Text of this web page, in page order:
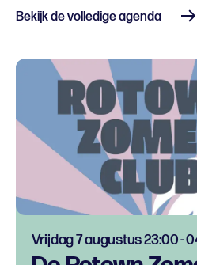
Bekijk de volledige agenda
Vrijdag 7 augustus 23:00 -